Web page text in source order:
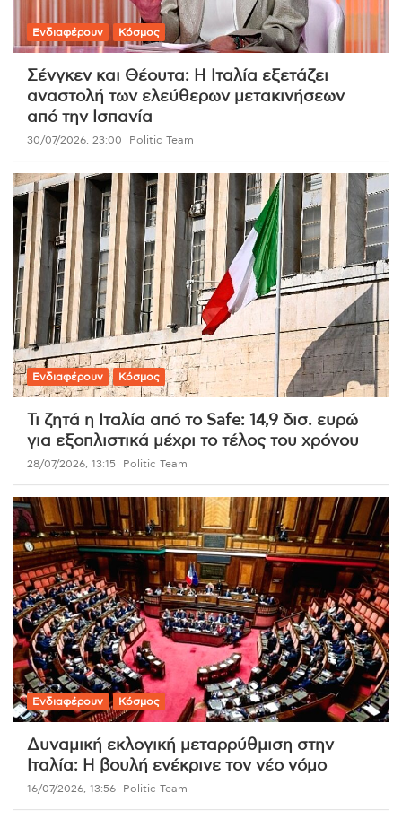
Ενδιαφέρουν Κόσμος
Σένγκεν και Θέουτα: Η Ιταλία εξετάζει
αναστολή των ελεύθερων μετακινήσεων
από την Ισπανία
30/07/2026, 23:00 Politic Team
Ενδιαφέρουν Κόσμος
Τι ζητά η Ιταλία από το Safe: 14,9 δισ. ευρώ
για εξοπλιστικά μέχρι το τέλος του χρόνου
28/07/2026, 13:15 Politic Team
Ενδιαφέρουν Κόσμος
Δυναμική εκλογική μεταρρύθμιση στην
Ιταλία: Η βουλή ενέκρινε τον νέο νόμο
16/07/2026, 13:56 Politic Team